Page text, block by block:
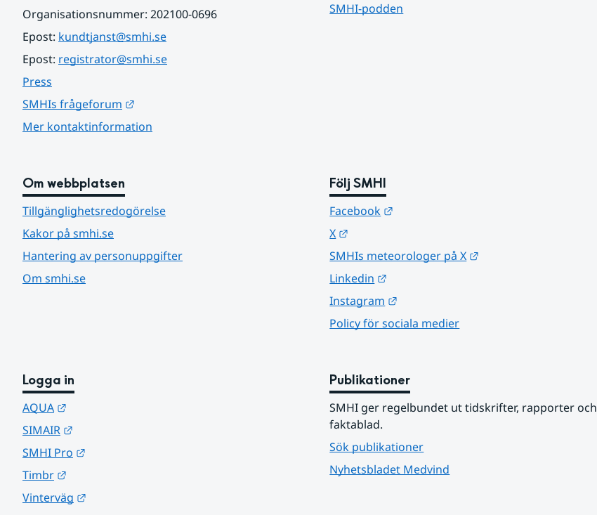
Organisationsnummer: 202100-0696
Epost: kundtjanst@smhi.se
Epost: registrator@smhi.se
Press
SMHIs frågeforum
Mer kontaktinformation
SMHI-podden
Om webbplatsen
Tillgänglighetsredogörelse
Kakor på smhi.se
Hantering av personuppgifter
Om smhi.se
Följ SMHI
Facebook
X
SMHIs meteorologer på X
Linkedin
Instagram
Policy för sociala medier
Logga in
AQUA
SIMAIR
SMHI Pro
Timbr
Vinterväg
Publikationer
SMHI ger regelbundet ut tidskrifter, rapporter och
faktablad.
Sök publikationer
Nyhetsbladet Medvind